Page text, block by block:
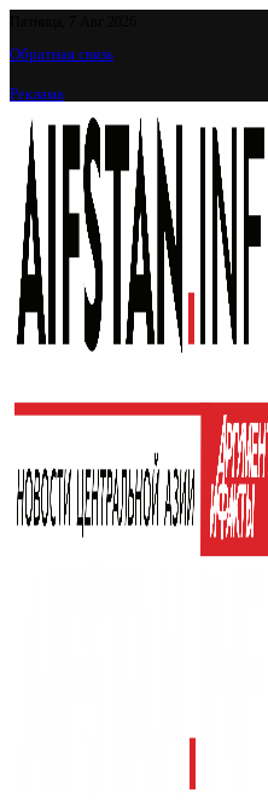
Обратная связь
Реклама